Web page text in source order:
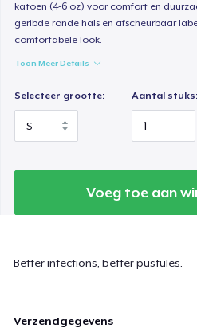
katoen (4-6 oz) voor comfort en
geribde ronde hals en afscheurbaar
comfortabele look.
Toon Meer Details
Selecteer grootte: Aantal stuks:
Voeg toe aan
Better infections, better pustules.
Verzendgegevens
Classic Long Sleeve
US$ 25,99